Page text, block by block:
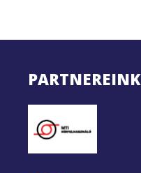
PARTNEREINK